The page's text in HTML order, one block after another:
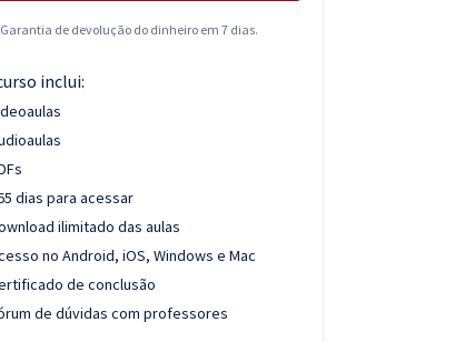
Garantia de devolução do dinheiro em 7 dias.
inclui:
dias para acessar
ilimitado das aulas
no Android, iOS, Windows e Mac
de conclusão
de dúvidas com professores